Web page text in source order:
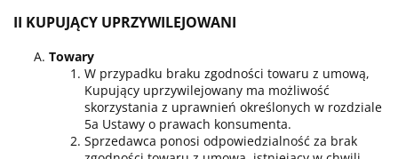
II KUPUJĄCY UPRZYWILEJOWANI
Towary
W przypadku braku zgodności towaru z umową,
Kupujący uprzywilejowany ma możliwość
skorzystania z uprawnień określonych w rozdziale
5a Ustawy o prawach konsumenta.
Sprzedawca ponosi odpowiedzialność za brak